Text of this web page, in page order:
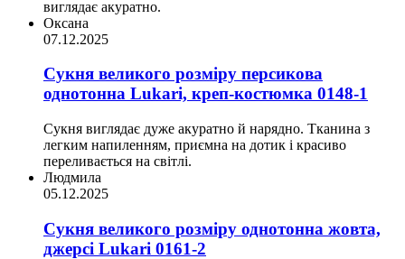
виглядає акуратно.
Оксана
07.12.2025
Сукня великого розміру персикова
однотонна Lukari, креп-костюмка 0148-1
Сукня виглядає дуже акуратно й нарядно. Тканина з
легким напиленням, приємна на дотик і красиво
переливається на світлі.
Людмила
05.12.2025
Сукня великого розміру однотонна жовта,
джерсi Lukari 0161-2